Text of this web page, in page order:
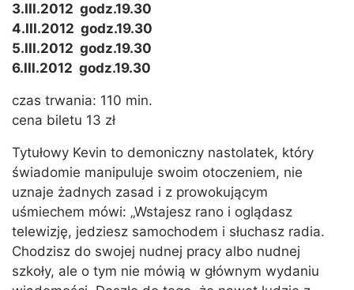
3.III.2012 godz.19.30
4.III.2012 godz.19.30
5.III.2012 godz.19.30
6.III.2012 godz.19.30
czas trwania: 110 min.
cena biletu 13 zł
Tytułowy Kevin to demoniczny nastolatek, który
świadomie manipuluje swoim otoczeniem, nie
uznaje żadnych zasad i z prowokującym
uśmiechem mówi: „Wstajesz rano i oglądasz
telewizję, jedziesz samochodem i słuchasz radia.
Chodzisz do swojej nudnej pracy albo nudnej
szkoły, ale o tym nie mówią w głównym wydaniu